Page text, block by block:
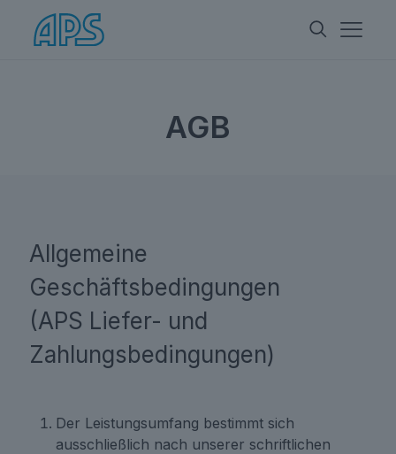
AGB
Allgemeine
Geschäftsbedingungen
(APS Liefer- und
Zahlungsbedingungen)
Der Leistungsumfang bestimmt sich
ausschließlich nach unserer schriftlichen